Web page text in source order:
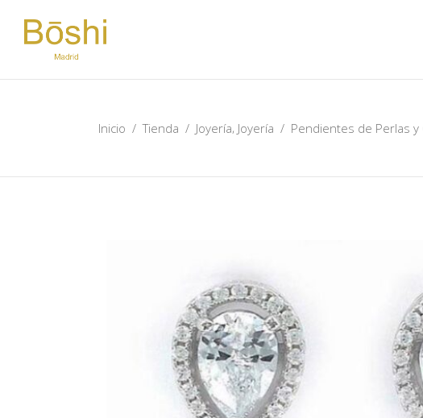
Inicio /Tienda / Joyería, Joyería / Pendientes de Perlas y